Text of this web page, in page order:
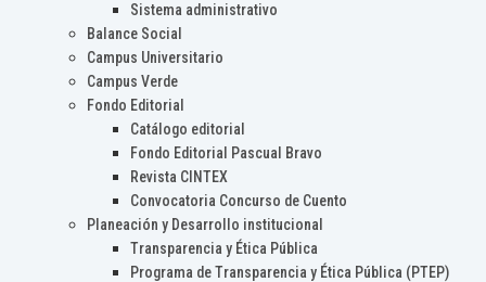
Sistema administrativo
Balance Social
Campus Universitario
Campus Verde
Fondo Editorial
Catálogo editorial
Fondo Editorial Pascual Bravo
Revista CINTEX
Convocatoria Concurso de Cuento
Planeación y Desarrollo institucional
Transparencia y Ética Pública
Programa de Transparencia y Ética Pública (PTEP)